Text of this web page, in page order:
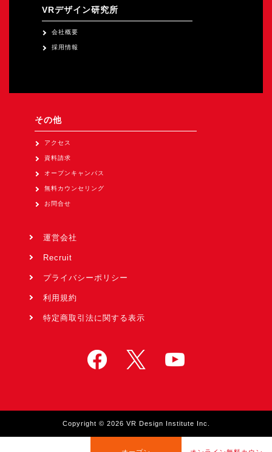
VRデザイン研究所
会社概要
採用情報
その他
アクセス
資料請求
オープンキャンパス
無料カウンセリング
お問合せ
運営会社
Recruit
プライバシーポリシー
利用規約
特定商取引法に関する表示
Copyright © 2026 VR Design Institute Inc.